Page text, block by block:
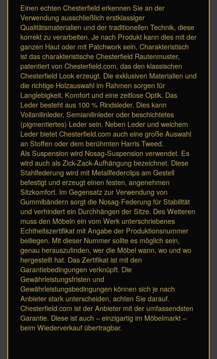
Einen echten Chesterfield erkennen Sie an der
Verwendung ausschließlich erstklassiger
Qualitätsmaterialien und der traditionellen Technik, diese
korrekt zu verarbeiten. Je nach Produkt kann dies mit der
ganzen Haut oder mit Patchwork sein. Charakteristisch
ist das charakteristische Chesterfield Rautenmuster,
patentiert von Chesterfield.com, das den klassischen
Chesterfield Look erzeugt. Die exklusiven Materialien und
die richtige Holzauswahl im Rahmen sorgen für
Langlebigkeit, Komfort und eine zeitlose Optik. Das
Leder besteht aus 100 % Rindsleder. Dies kann
Vollanilinleder, Semianilinleder oder beschichtetes
(pigmentiertes) Leder sein. Neben Leder und weichem
Leder bietet Chesterfield.com auch eine große Auswahl
an Stoffen oder dem berühmten Harris Tweed.
Als Suspension wird Nosag-Suspension verwendet. Es
wird auch als Zick-Zack-Aufhängung bezeichnet. Diese
Stahlfederung wird mit Metallfederclips am Gestell
befestigt und erzeugt einen festen, angenehmen
Sitzkomfort. Im Gegensatz zur Verwendung von
Gummibändern sorgt die Nosag-Federung für Stabilität
und verhindert ein Durchhängen der Sitze. Des Weiteren
muss den Möbeln ein vom Werk unterschriebenes
Echtheitszertifikat mit Angabe der Produktionsnummer
beiliegen. Mit dieser Nummer sollte es möglich sein,
genau herauszufinden, wer die Möbel wann, wo und wo
hergestellt hat. Das Zertifikat ist mit den
Garantiebedingungen verknüpft. Die
Gewährleistungsfristen und
Gewährleistungsbedingungen können sich je nach
Anbieter stark unterscheiden, achten Sie darauf.
Chesterfield.com ist der Anbieter mit der umfassendsten
Garantie. Diese ist auch – einzigartig im Möbelmarkt –
beim Wiederverkauf übertragbar.